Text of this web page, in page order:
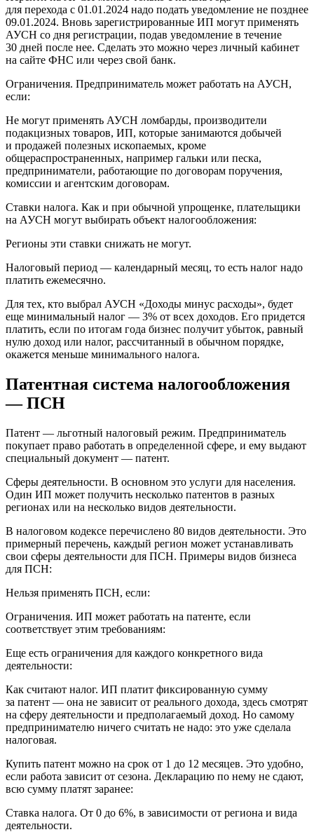
для перехода с 01.01.2024 надо подать уведомление не позднее
09.01.2024. Вновь зарегистрированные ИП могут применять
АУСН со дня регистрации, подав уведомление в течение
30 дней после нее. Сделать это можно через личный кабинет
на сайте ФНС или через свой банк.
Ограничения. Предприниматель может работать на АУСН,
если:
Не могут применять АУСН ломбарды, производители
подакцизных товаров, ИП, которые занимаются добычей
и продажей полезных ископаемых, кроме
общераспространенных, например гальки или песка,
предприниматели, работающие по договорам поручения,
комиссии и агентским договорам.
Ставки налога. Как и при обычной упрощенке, плательщики
на АУСН могут выбирать объект налогообложения:
Регионы эти ставки снижать не могут.
Налоговый период — календарный месяц, то есть налог надо
платить ежемесячно.
Для тех, кто выбрал АУСН «Доходы минус расходы», будет
еще минимальный налог — 3% от всех доходов. Его придется
платить, если по итогам года бизнес получит убыток, равный
нулю доход или налог, рассчитанный в обычном порядке,
окажется меньше минимального налога.
Патентная система налогообложения
— ПСН
Патент — льготный налоговый режим. Предприниматель
покупает право работать в определенной сфере, и ему выдают
специальный документ — патент.
Сферы деятельности. В основном это услуги для населения.
Один ИП может получить несколько патентов в разных
регионах или на несколько видов деятельности.
В налоговом кодексе перечислено 80 видов деятельности. Это
примерный перечень, каждый регион может устанавливать
свои сферы деятельности для ПСН. Примеры видов бизнеса
для ПСН:
Нельзя применять ПСН, если:
Ограничения. ИП может работать на патенте, если
соответствует этим требованиям:
Еще есть ограничения для каждого конкретного вида
деятельности:
Как считают налог. ИП платит фиксированную сумму
за патент — она не зависит от реального дохода, здесь смотрят
на сферу деятельности и предполагаемый доход. Но самому
предпринимателю ничего считать не надо: это уже сделала
налоговая.
Купить патент можно на срок от 1 до 12 месяцев. Это удобно,
если работа зависит от сезона. Декларацию по нему не сдают,
всю сумму платят заранее:
Ставка налога. От 0 до 6%, в зависимости от региона и вида
деятельности.